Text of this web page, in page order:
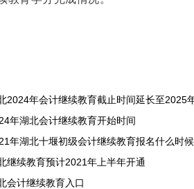
2024年会计继续教育截止时间延长至2025
年湖北会计继续教育开始时间
年湖北十堰初级会计继续教育报名什么时
继续教育预计2021年上半年开通
会计继续教育入口